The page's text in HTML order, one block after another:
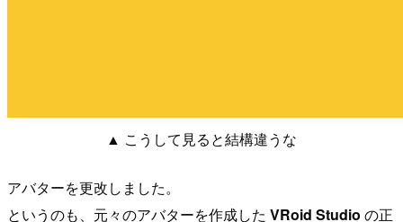
▲ こうして見ると結構違うな
アバターを更改しました。
というのも、元々のアバターを作成した VRoid Studio の正